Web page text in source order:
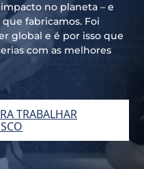
no planeta – e
fabricamos. Foi
global e é por isso que
com as melhores
TRABALHAR